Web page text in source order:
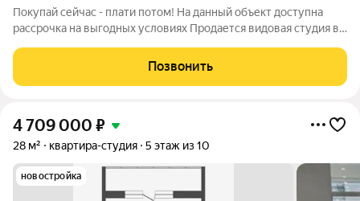
Покупай сейчас - плати потом! На данный объект доступна
рассрочка на выгодных условиях Продается видовая студия в
использованием качественных
Позвонить
4 709 000 ₽
28 м² квартира-студия 5 этаж из 10
новостройка